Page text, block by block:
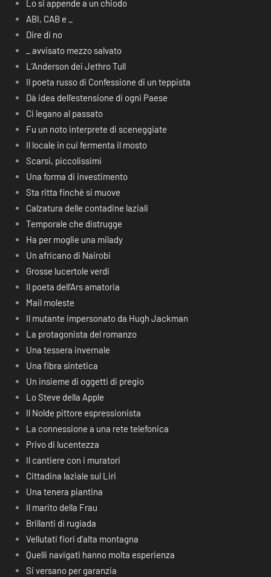
Lo si appende a un chiodo
ABI, CAB e _
Dire di no
_ avvisato mezzo salvato
L’Anderson dei Jethro Tull
Il poeta russo di Confessione di un teppista
Dà idea dell’estensione di ogni Paese
Ci legano al passato
Fu un noto interprete di sceneggiate
Il locale in cui fermenta il mosto
Scarsi, piccolissimi
Una forma di investimento
Sta ritta finchè si muove
Calzatura delle contadine laziali
Temporale che distrugge
Ha per moglie una milady
Un africano di Nairobi
Grosse lucertole verdi
Il poeta dell’Ars amatoria
Mail moleste
Il mutante impersonato da Hugh Jackman
La protagonista del romanzo
Una tessera invernale
Una fibra sintetica
Un insieme di oggetti di pregio
Lo Steve della Apple
Il Nolde pittore espressionista
La connessione a una rete telefonica
Privo di lucentezza
Il cantiere con i muratori
Cittadina laziale sul Liri
Una tenera piantina
Il marito della Frau
Brillanti di rugiada
Vellutati fiori d’alta montagna
Quelli navigati hanno molta esperienza
Si versano per garanzia